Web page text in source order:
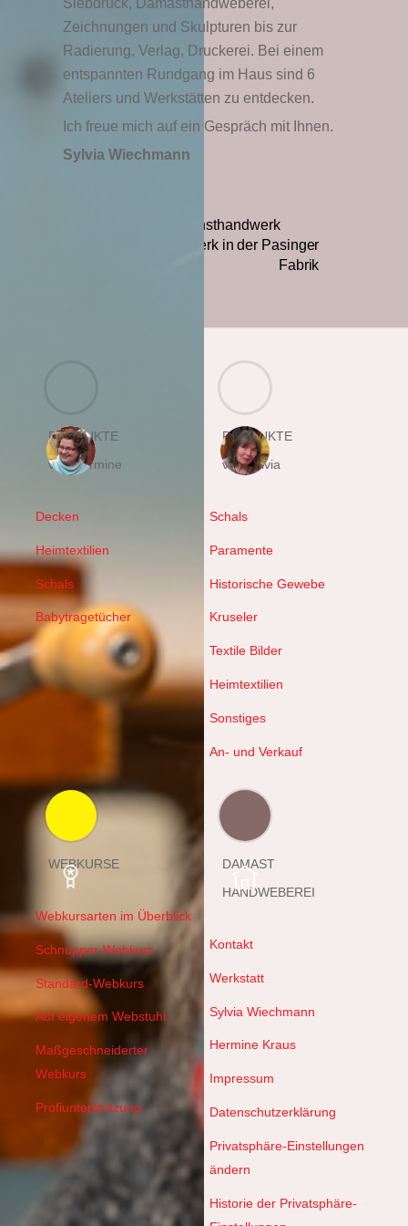
Zeichnungen und Skulpturen bis zur
Radierung, Verlag, Druckerei. Bei einem
entspannten Rundgang im Haus sind 6
Ateliers und Werkstätten zu entdecken.
Ich freue mich auf ein Gespräch mit Ihnen.
Sylvia Wiechmann
Der Weg zum Kunsthandwerk
Kunst und Handwerk in der Pasinger
Fabrik
PRODUKTE
von Hermine
Decken
Heimtextilien
Schals
Babytragetücher
PRODUKTE
von Sylvia
Schals
Paramente
Historische Gewebe
Kruseler
Textile Bilder
Heimtextilien
Sonstiges
An- und Verkauf
WEBKURSE
Webkursarten im Überblick
Schnupper-Webkurs
Standard-Webkurs
Auf eigenem Webstuhl
Maßgeschneiderter
Webkurs
Profiunterstützung
DAMAST
HANDWEBEREI
Kontakt
Werkstatt
Sylvia Wiechmann
Hermine Kraus
Impressum
Datenschutzerklärung
Privatsphäre-Einstellungen
ändern
Historie der Privatsphäre-